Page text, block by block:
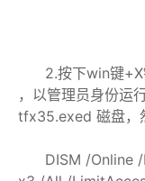
2.按下win键+X
，以管理员身份运
tfx35.exed 磁盘，
DISM /Online /